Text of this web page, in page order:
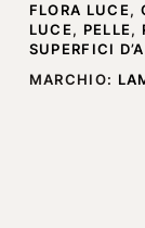
FLORA LUCE,
LUCE, PELLE,
SUPERFICI
MARCHIO: